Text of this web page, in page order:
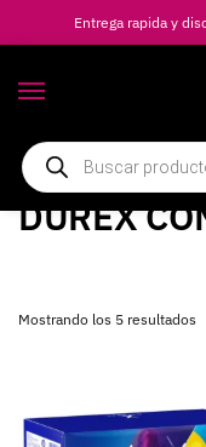
Entrega rapida y
Inicio Marcas / DUREX
DUREX
Mostrando los 5 resultados